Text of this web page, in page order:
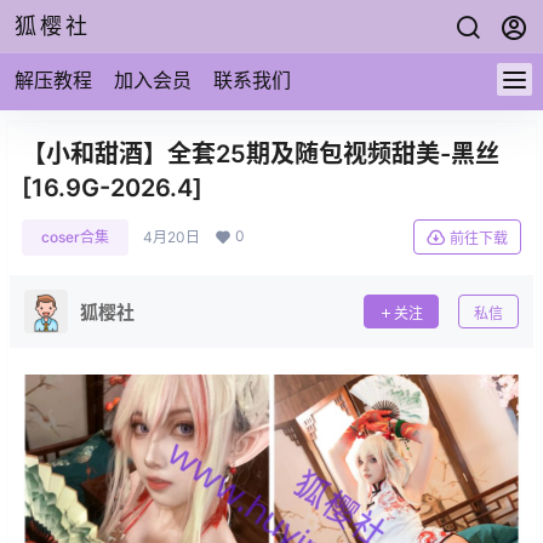
狐樱社
解压教程 加入会员 联系我们
【小和甜酒】全套25期及随包视频甜美-黑丝
[16.9G-2026.4]
coser合集 4月20日 0 前往下载
狐樱社 关注 私信